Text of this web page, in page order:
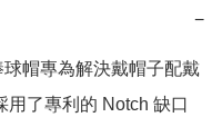
−
帽專為解決戴帽子配戴
用了專利的 Notch 缺口